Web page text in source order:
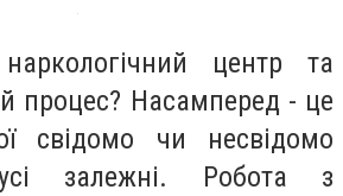
центр та
процес? Насамперед - це
свідомо чи несвідомо
залежні. Робота з